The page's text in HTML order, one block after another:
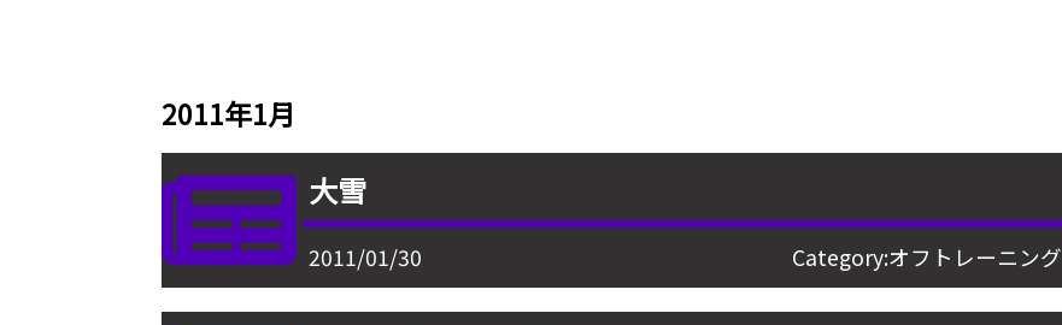
2011年1月
大雪
2011/01/30 Category:オフトレーニング